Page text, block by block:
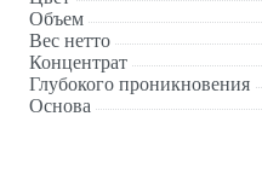
Объем
Вес нетто
Концентрат
Глубокого проникновения
Основа